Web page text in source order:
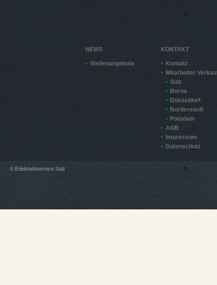
NEWS
Stellenangebote
KONTAKT
Kontakt
Mitarbeiter
Sulz
Borna
Düsseldorf
Norderstedt
Potsdam
AGB
Impressum
Datenschutz
© Edelstahlservice Sulz